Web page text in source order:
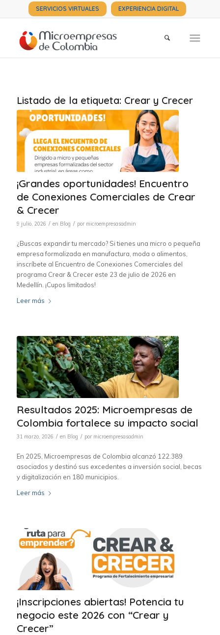
SERVICIOS VIRTUALES EXPERIENCIA DIGITAL
Listado de la etiqueta: Crear y Crecer
¡Grandes oportunidades! Encuentro
de Conexiones Comerciales de Crear
& Crecer
9 julio, 2026 / en Blog / por microempresasadmin
¿Buscas expandir tu mercado? Si tienes una micro o pequeña
empresa formalizada en manufactura, moda o alimentos,
inscríbete al Encuentro de Conexiones Comerciales del
programa Crear & Crecer este 23 de julio de 2026 en
Medellín. ¡Cupos limitados!
Leer más
Resultados 2025: Microempresas de
Colombia fortalece su impacto social
31 marzo, 2026 / en Blog / por microempresasadmin
En 2025, Microempresas de Colombia alcanzó 122.389
asociados y destinó sus excedentes a inversión social, becas
y digitalización en 180 municipios.
Leer más
¡Inscripciones abiertas! Potencia tu
negocio este 2026 con “Crear y
Crecer”